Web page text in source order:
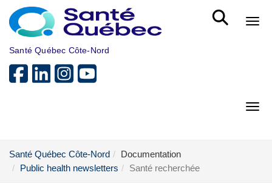
Skip to main content
Santé Québec Côte-Nord
Santé Québec Côte-Nord
Documentation
Public health newsletters
Santé recherchée